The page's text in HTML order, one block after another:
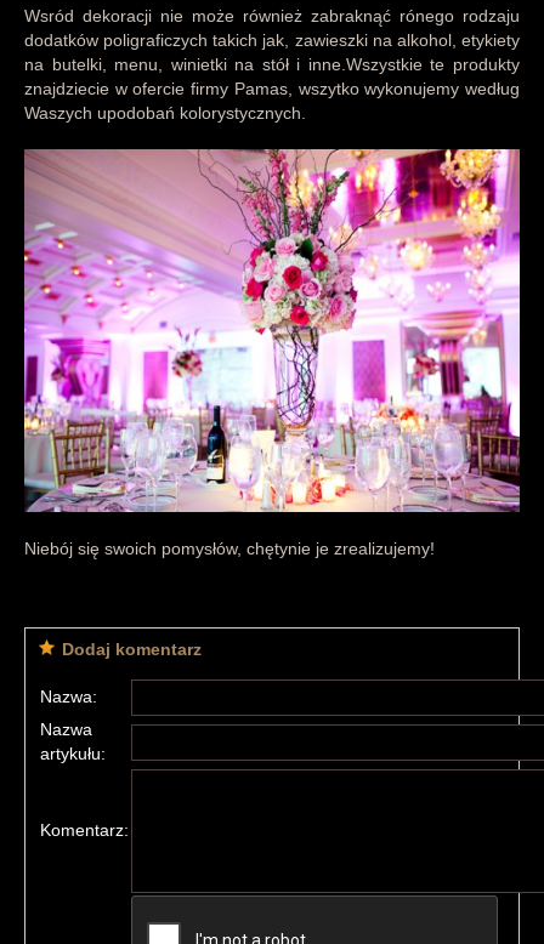
Wsród dekoracji nie może również zabraknąć rónego rodzaju
dodatków poligraficzych takich jak, zawieszki na alkohol, etykiety
na butelki, menu, winietki na stół i inne.Wszystkie te produkty
znajdziecie w ofercie firmy Pamas, wszytko wykonujemy według
Waszych upodobań kolorystycznych.
Niebój się swoich pomysłów, chętynie je zrealizujemy!
Dodaj komentarz
Nazwa:
Nazwa
artykułu:
Komentarz: